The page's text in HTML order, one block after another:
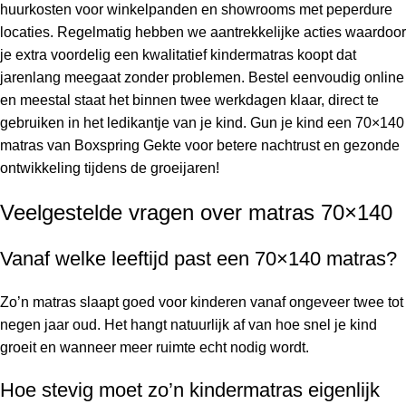
huurkosten voor winkelpanden en showrooms met peperdure
locaties. Regelmatig hebben we aantrekkelijke acties waardoor
je extra voordelig een kwalitatief kindermatras koopt dat
jarenlang meegaat zonder problemen. Bestel eenvoudig online
en meestal staat het binnen twee werkdagen klaar, direct te
gebruiken in het ledikantje van je kind. Gun je kind een 70×140
matras van Boxspring Gekte voor betere nachtrust en gezonde
ontwikkeling tijdens de groeijaren!
Veelgestelde vragen over matras 70×140
Vanaf welke leeftijd past een 70×140 matras?
Zo’n matras slaapt goed voor kinderen vanaf ongeveer twee tot
negen jaar oud. Het hangt natuurlijk af van hoe snel je kind
groeit en wanneer meer ruimte echt nodig wordt.
Hoe stevig moet zo’n kindermatras eigenlijk